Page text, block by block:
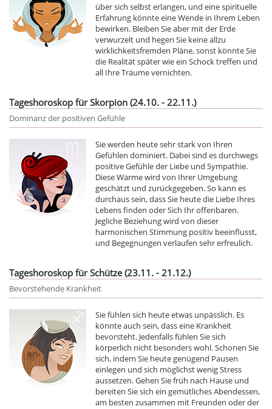
über sich selbst erlangen, und eine spirituelle
Erfahrung könnte eine Wende in Ihrem Leben
bewirken. Bleiben Sie aber mit der Erde
verwurzelt und hegen Sie keine allzu
wirklichkeitsfremden Pläne, sonst könnte Sie
die Realität später wie ein Schock treffen und
all Ihre Träume vernichten.
Tageshoroskop für Skorpion (24.10. - 22.11.)
Dominanz der positiven Gefühle
Sie werden heute sehr stark von Ihren
Gefühlen dominiert. Dabei sind es durchwegs
positive Gefühle der Liebe und Sympathie.
Diese Wärme wird von Ihrer Umgebung
geschätzt und zurückgegeben. So kann es
durchaus sein, dass Sie heute die Liebe Ihres
Lebens finden oder Sich Ihr offenbaren.
Jegliche Beziehung wird von dieser
harmonischen Stimmung positiv beeinflusst,
und Begegnungen verlaufen sehr erfreulich.
Tageshoroskop für Schütze (23.11. - 21.12.)
Bevorstehende Krankheit
Sie fühlen sich heute etwas unpässlich. Es
könnte auch sein, dass eine Krankheit
bevorsteht. Jedenfalls fühlen Sie sich
körperlich nicht besonders wohl. Schonen Sie
sich, indem Sie heute genügend Pausen
einlegen und sich möglichst wenig Stress
aussetzen. Gehen Sie früh nach Hause und
bereiten Sie sich ein gemütliches Abendessen,
am besten zusammen mit Freunden oder der